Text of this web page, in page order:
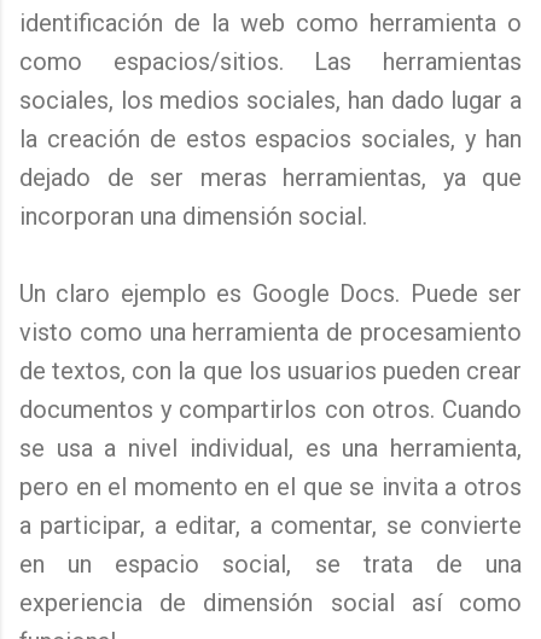
identificación de la web como herramienta o
como espacios/sitios. Las herramientas
sociales, los medios sociales, han dado lugar a
la creación de estos espacios sociales, y han
dejado de ser meras herramientas, ya que
incorporan una dimensión social.
Un claro ejemplo es Google Docs. Puede ser
visto como una herramienta de procesamiento
de textos, con la que los usuarios pueden crear
documentos y compartirlos con otros. Cuando
se usa a nivel individual, es una herramienta,
pero en el momento en el que se invita a otros
a participar, a editar, a comentar, se convierte
en un espacio social, se trata de una
experiencia de dimensión social así como